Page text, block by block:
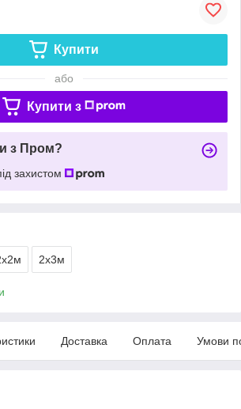
Купити
або
Купити з
з Пром?
захистом
2х3м
Доставка Оплата Умови